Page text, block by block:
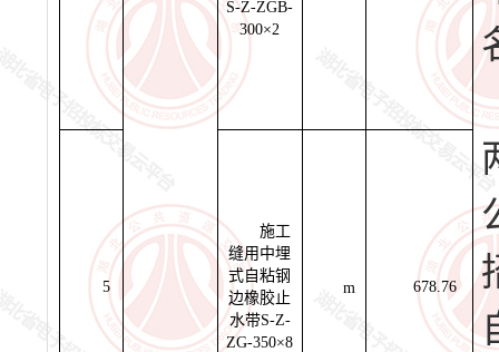
S-Z-ZGB-
300×2
5
施工
缝用中埋
式自粘钢
边橡胶止
水带S-Z-
ZG-350×8
m 678.76